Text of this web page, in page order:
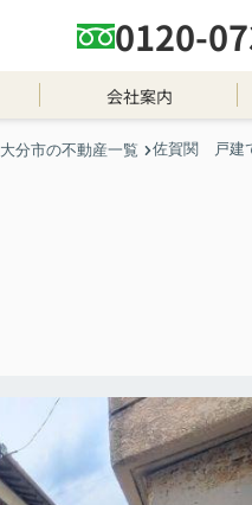
0120-
会社案内
大分市の不動産一覧 佐賀関 戸建